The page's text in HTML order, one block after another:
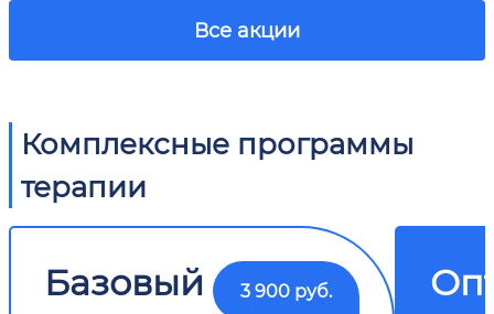
Все акции
Комплексные программы
терапии
Базовый 3 900 руб.